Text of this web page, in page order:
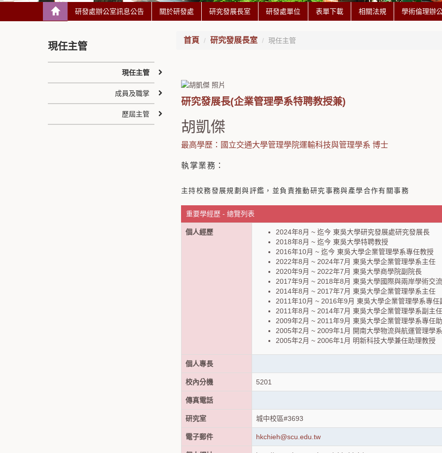
研發處辦公室訊息公告 關於研發處 研究發展長室 研發處單位 表單下載 相關法規 學術倫理辦
首頁 研究發展長室 現任主管
研究發展長(企業管理學系特聘教授兼)
胡凱傑
最高學歷：國立交通大學管理學院運輸科技與管理學系 博士
執掌業務：
主持校務發展規劃與評鑑，並負責推動研究事務與產學合作有關事務
重要學經歷 - 總覽列表
個人經歷
2024年8月 ~ 迄今 東吳大學研究發展處研究發展長
2018年8月 ~ 迄今 東吳大學特聘教授
2016年10月 ~ 迄今 東吳大學企業管理學系專任教授
2022年8月 ~ 2024年7月 東吳大學企業管理學系主任
2020年9月 ~ 2022年7月 東吳大學商學院副院長
2017年9月 ~ 2018年8月 東吳大學國際與兩岸學術交
2014年8月 ~ 2017年7月 東吳大學企業管理學系主任
2011年10月 ~ 2016年9月 東吳大學企業管理學系專任
2011年8月 ~ 2014年7月 東吳大學企業管理學系副主任
2009年2月 ~ 2011年9月 東吳大學企業管理學系專任
2005年2月 ~ 2009年1月 開南大學物流與航運管理學
2005年2月 ~ 2006年1月 明新科技大學兼任助理教授
個人專長
校內分機 5201
傳真電話
研究室 城中校區#3693
電子郵件 hkchieh@scu.edu.tw
現任主管
現任主管
成員及職掌
歷屆主管